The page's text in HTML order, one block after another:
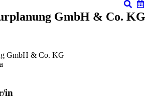
GmbH & Co. KG
GmbH & Co. KG
in